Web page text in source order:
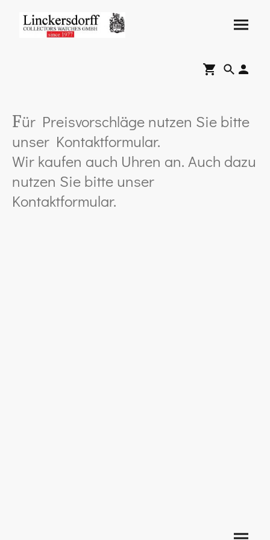
Für Preisvorschläge nutzen Sie bitte
unser Kontaktformular.
Wir kaufen auch Uhren an. Auch dazu
nutzen Sie bitte unser
Kontaktformular.